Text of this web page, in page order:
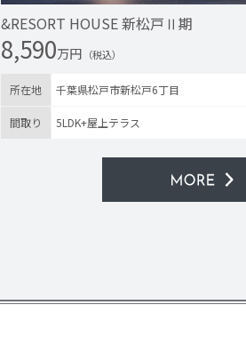
&RESORT HOUSE 新松戸Ⅱ期
8,590万円 （税込）
所在地 千葉県松戸市新松戸6丁目
間取り 5LDK+屋上テラス